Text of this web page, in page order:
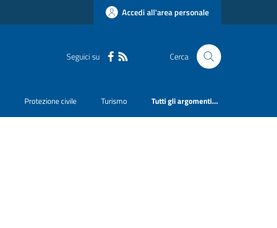
Accedi all'area personale
Seguici su Cerca
Protezione civile Turismo Tutti gli argomenti...